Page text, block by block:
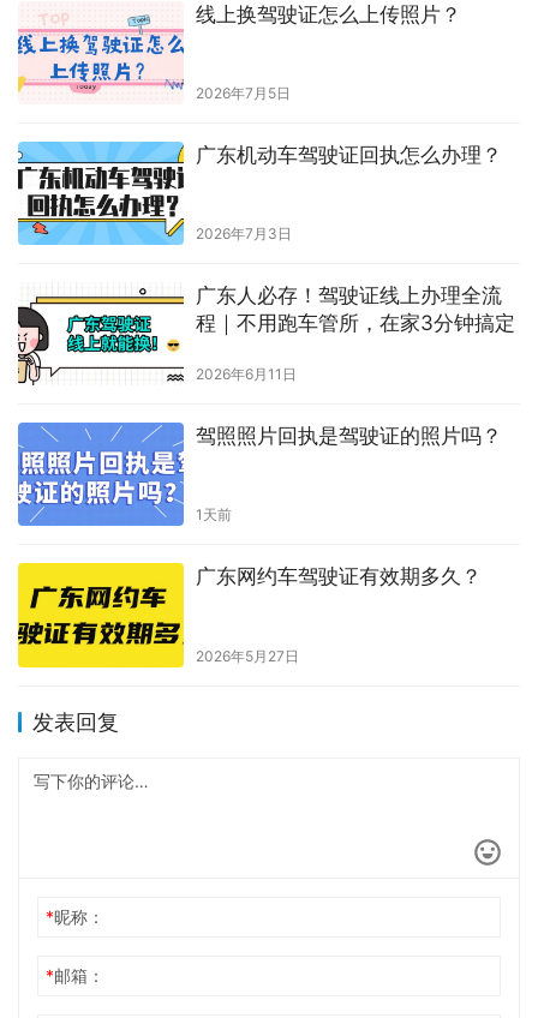
线上换驾驶证怎么上传照片？
2026年7月5日
广东机动车驾驶证回执怎么办理？
2026年7月3日
广东人必存！驾驶证线上办理全流
程｜不用跑车管所，在家3分钟搞定
2026年6月11日
驾照照片回执是驾驶证的照片吗？
1天前
广东网约车驾驶证有效期多久？
2026年5月27日
发表回复
*昵称：
*邮箱：